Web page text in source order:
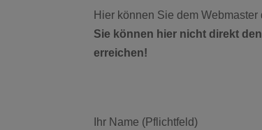
Hier können Sie dem
Sie können hier nicht direkt
erreichen!
Ihr Name (Pflichtfeld)